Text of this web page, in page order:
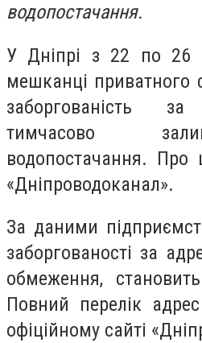
водопостачання.
У Дніпрі з 22 по 26
мешканці приватного
заборгованість
тимчасово
водопостачання. Про
«Дніпроводоканал».
За даними
заборгованості за
обмеження,
Повний перелік
офіційному сайті